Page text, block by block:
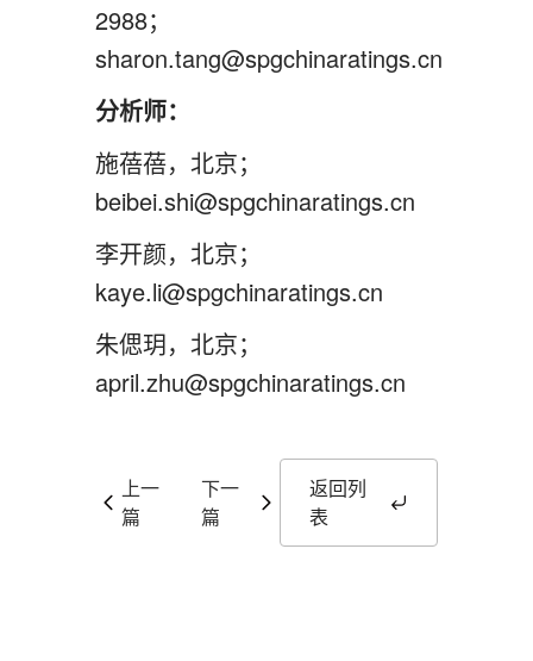
2988；
sharon.tang@spgchinaratings.cn
分析师：
施蓓蓓，北京；
beibei.shi@spgchinaratings.cn
李开颜，北京；
kaye.li@spgchinaratings.cn
朱偲玥，北京；
april.zhu@spgchinaratings.cn
上一
篇
下一
篇
返回列
表